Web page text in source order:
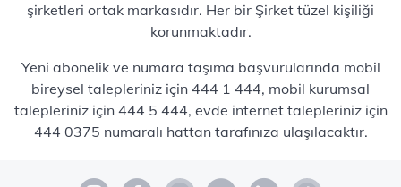
şirketleri ortak markasıdır. Her bir Şirket tüzel kişiliği
korunmaktadır.
Yeni abonelik ve numara taşıma başvurularında mobil
bireysel talepleriniz için 444 1 444, mobil kurumsal
talepleriniz için 444 5 444, evde internet talepleriniz için
444 0375 numaralı hattan tarafınıza ulaşılacaktır.